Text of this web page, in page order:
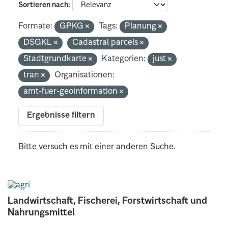
Landwirtschaft, Fischerei, Forstwirtschaft und
Nahrungsmittel
Sortieren nach
Formate: GPKG Tags:
Planung
DSGKL
Cadastral parcels
Stadtgrundkarte
Kategorien:
just
tran
Organisationen:
amt-fuer-geoinformation
Ergebnisse filtern
Bitte versuch es mit einer anderen Suche.